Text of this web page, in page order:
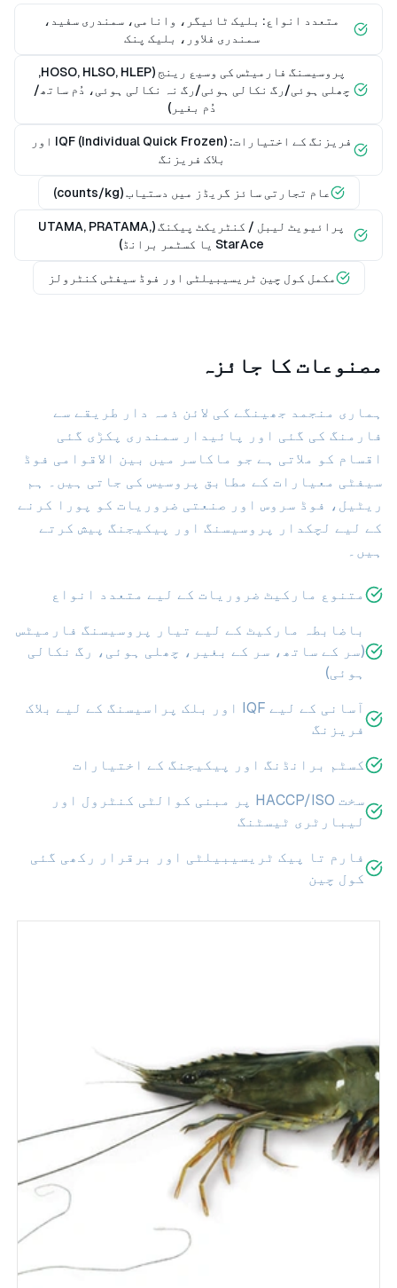
متعدد انواع: بلیک ٹائیگر، وانامی، سمندری سفید،
سمندری فلاور، بلیک پنک
پروسیسنگ فارمیٹس کی وسیع رینج (HOSO, HLSO, HLEP,
چھلی ہوئی/رگ نکالی ہوئی/رگ نہ نکالی ہوئی، دُم ساتھ/
دُم بغیر)
فریزنگ کے اختیارات: IQF (Individual Quick Frozen) اور
بلاک فریزنگ
عام تجارتی سائز گریڈز میں دستیاب (counts/kg)
پرائیویٹ لیبل / کنٹریکٹ پیکنگ (UTAMA, PRATAMA,
StarAce یا کسٹمر برانڈ)
مکمل کول چین ٹریسیبیلٹی اور فوڈ سیفٹی کنٹرولز
مصنوعات کا جائزہ
ہماری منجمد جھینگے کی لائن ذمہ دار طریقے سے
فارمنگ کی گئی اور پائیدار سمندری پکڑی گئی
اقسام کو ملاتی ہے جو ماکاسر میں بین الاقوامی فوڈ
سیفٹی معیارات کے مطابق پروسیس کی جاتی ہیں۔ ہم
ریٹیل، فوڈ سروس اور صنعتی ضروریات کو پورا کرنے
کے لیے لچکدار پروسیسنگ اور پیکیجنگ پیش کرتے
ہیں۔
متنوع مارکیٹ ضروریات کے لیے متعدد انواع
باضابطہ مارکیٹ کے لیے تیار پروسیسنگ فارمیٹس
(سر کے ساتھ، سر کے بغیر، چھلی ہوئی، رگ نکالی
ہوئی)
آسانی کے لیے IQF اور بلک پراسیسنگ کے لیے بلاک
فریزنگ
کسٹم برانڈنگ اور پیکیجنگ کے اختیارات
سخت HACCP/ISO پر مبنی کوالٹی کنٹرول اور
لیبارٹری ٹیسٹنگ
فارم تا پیک ٹریسیبیلٹی اور برقرار رکھی گئی
کول چین